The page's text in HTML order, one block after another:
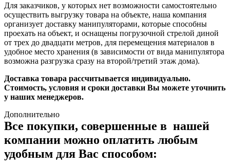
Для заказчиков, у которых нет возможности самостоятельно
осуществить выгрузку товара на объекте, наша компания
организует доставку манипуляторами, которые способны
проехать на объект, и оснащены погрузочной стрелой диной
от трех до двадцати метров, для перемещения материалов в
удобное место хранения (в зависимости от вида манипулятора
возможна разгрузка сразу на второй/третий этаж дома).
Доставка товара рассчитывается индивидуально.
Стоимость, условия и сроки доставки Вы можете уточнить
у наших менеджеров.
Дополнительно
Все покупки, совершенные в нашей
компании можно оплатить любым
удобным для Вас способом: